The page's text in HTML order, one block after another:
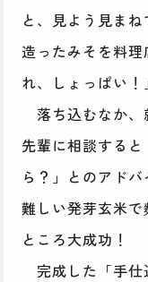
と、見よう見ま
造ったみそを料
れ、しょっぱい！
落ち込むなか、
先輩に相談する
ら？」とのアド
難しい発芽玄米
ところ大成功！
完成した「手仕